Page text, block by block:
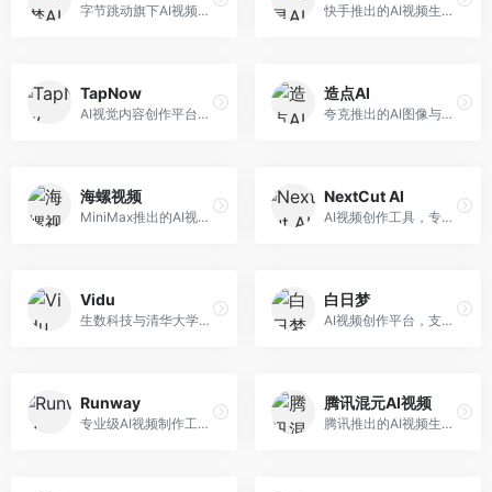
字节跳动旗下AI视频创作平台，支持多模态内容生成。面向内容创作者和营销人员，提供文生视频、图生视频、智能剪辑等功能，中文理解能力强，创作效率高。 快手推出的AI视频生成平台，支持文生视频和图生视频，可生成长达2分钟的高质量视频内容。面向短视频创作者和营销人员，操作简便，生成效果逼真，适合商业推广和创意表达。
TapNow
AI视觉内容创作平台，整合图像与视频生成能力。面向内容创作者，提供文生图、文生视频、智能编辑等服务，创作工具丰富，一站式体验便捷。
造点AI
夸克推出的AI图像与视频创作平台。面向普通用户和内容创作者，提供文生图、文生视频等功能，操作简便，与夸克生态深度整合。
海螺视频
MiniMax推出的AI视频生成工具，支持高质量视频创作。面向内容创作者，提供文生视频、视频编辑等功能，生成速度快，视频效果自然流畅。
NextCut AI
AI视频创作工具，专注于智能剪辑和视频生成。面向视频创作者，提供智能剪辑、视频生成、特效添加等功能，剪辑效率高，适合快节奏内容生产。
Vidu
生数科技与清华大学联合研发的AI视频生成大模型。面向视频创作者和内容生产者，支持文生视频、图生视频，视频质量高，物理运动理解准确，国产视频生成领先工具。
白日梦
AI视频创作平台，支持生成长达50分钟的长视频内容。面向长视频创作者和内容生产者，支持故事视频生成、视频编辑等功能，适合叙事性内容创作。
Runway
专业级AI视频制作工具，支持视频生成与编辑。面向影视制作人和创意工作者，提供文生视频、视频编辑、绿幕抠像等专业功能，视频处理能力强，适合专业创作场景。
腾讯混元AI视频
腾讯推出的AI视频生成工具，基于混元大模型。面向腾讯生态用户和内容创作者，支持文生视频、视频编辑等功能，与腾讯产品生态深度整合。